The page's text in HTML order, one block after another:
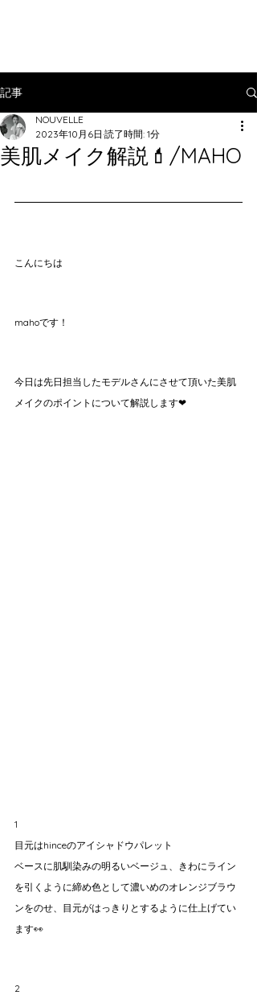
記事
美肌メイク解説💄/MAHO
NOUVELLE
2023年10月6日 読了時間: 1分
こんにちは
mahoです！
今日は先日担当したモデルさんにさせて頂いた美肌
メイクのポイントについて解説します❤︎
1
目元はhinceのアイシャドウパレット
ベースに肌馴染みの明るいベージュ、きわにライン
を引くように締め色として濃いめのオレンジブラウ
ンをのせ、目元がはっきりとするように仕上げてい
ます👀
2